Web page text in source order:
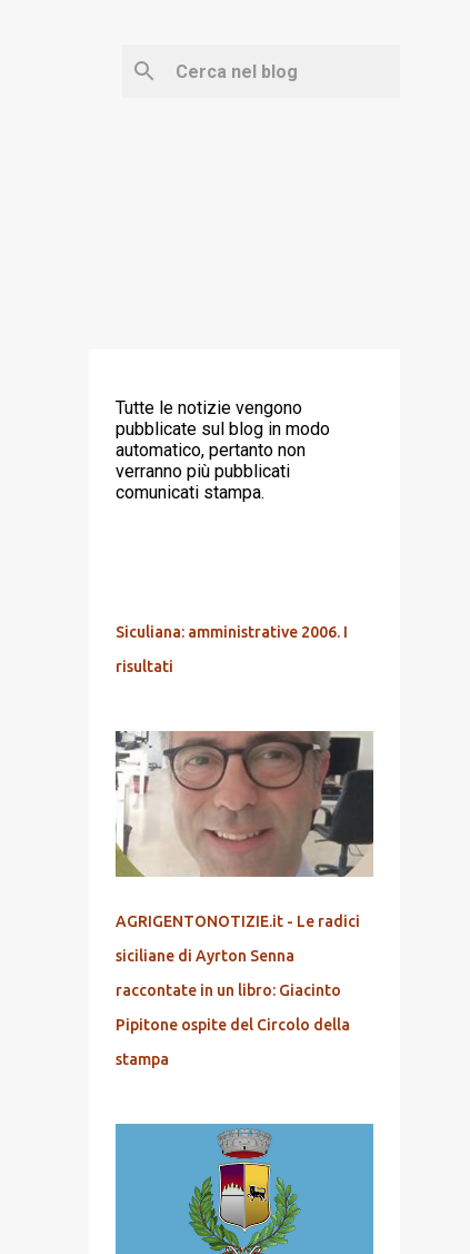
Tutte le notizie vengono
pubblicate sul blog in modo
automatico, pertanto non
verranno più pubblicati
comunicati stampa.
Siculiana: amministrative 2006. I
risultati
AGRIGENTONOTIZIE.it - Le radici
siciliane di Ayrton Senna
raccontate in un libro: Giacinto
Pipitone ospite del Circolo della
stampa